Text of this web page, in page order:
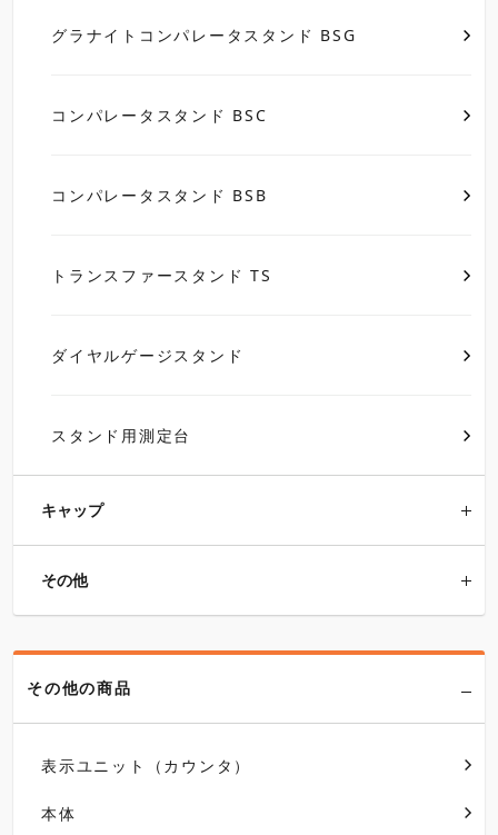
グラナイトコンパレータスタンド BSG
コンパレータスタンド BSC
コンパレータスタンド BSB
トランスファースタンド TS
ダイヤルゲージスタンド
スタンド用測定台
キャップ
その他
その他の商品
表示ユニット（カウンタ）
本体